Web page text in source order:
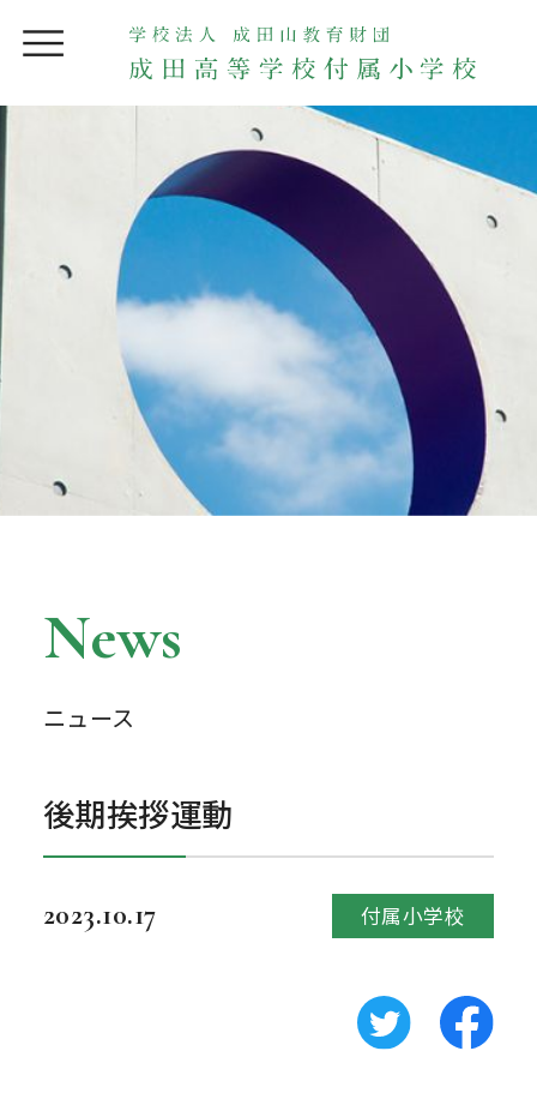
News
ニュース
後期挨拶運動
2023.10.17 付属小学校